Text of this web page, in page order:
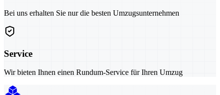
Bei uns erhalten Sie nur die besten Umzugsunternehmen
Service
Wir bieten Ihnen einen Rundum-Service für Ihren Umzug